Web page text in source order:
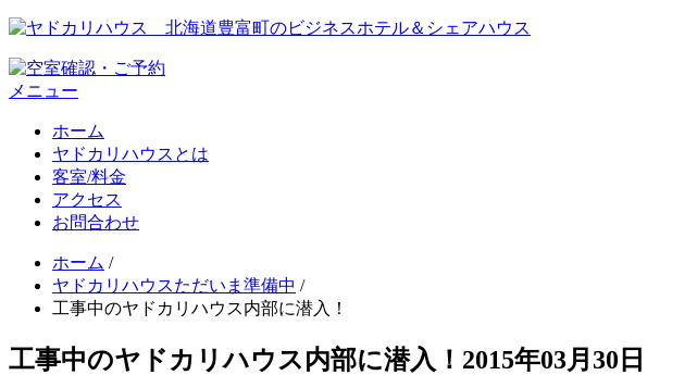
メニュー
ホーム
ヤドカリハウスとは
客室/料金
アクセス
お問合わせ
ホーム /
ヤドカリハウスただいま準備中 /
工事中のヤドカリハウス内部に潜入！
工事中のヤドカリハウス内部に潜入！ 2015年03月30日